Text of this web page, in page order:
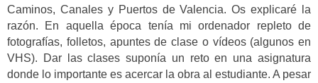
Caminos, Canales y Puertos de Valencia. Os explicaré la
razón. En aquella época tenía mi ordenador repleto de
fotografías, folletos, apuntes de clase o vídeos (algunos en
VHS). Dar las clases suponía un reto en una asignatura
donde lo importante es acercar la obra al estudiante. A pesar